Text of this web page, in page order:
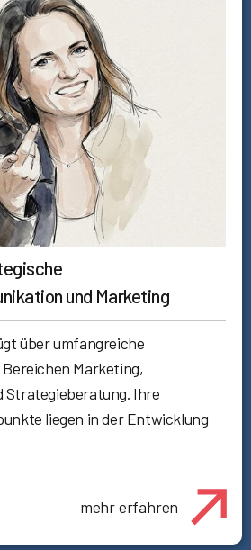
und Marketing
über umfangreiche
Marketing,
Strategieberatung. Ihre
liegen in der Entwicklung
mehr erfahren